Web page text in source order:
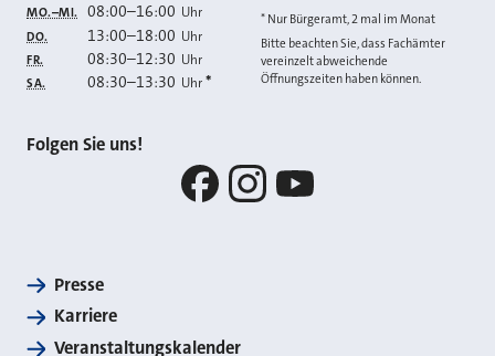
MO.–MI. 08:00–16:00 Uhr
DO. 13:00–18:00 Uhr
FR. 08:30–12:30 Uhr
SA. 08:30–13:30 Uhr *
* Nur Bürgeramt, 2 mal im Monat
Bitte beachten Sie, dass Fachämter
vereinzelt abweichende
Öffnungszeiten haben können.
Folgen Sie uns!
Presse
Karriere
Veranstaltungskalender